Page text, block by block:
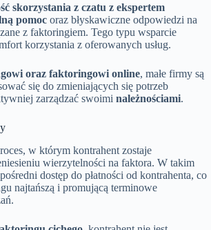
skorzystania z czatu z ekspertem
pomoc oraz błyskawiczne odpowiedzi na
z faktoringiem. Tego typu wsparcie
korzystania z oferowanych usług.
oraz faktoringowi online, małe firmy są
się do zmieniających się potrzeb
zarządzać swoimi należnościami.
w którym kontrahent zostaje
wierzytelności na faktora. W takim
dostęp do płatności od kontrahenta, co
najtańszą i promującą terminowe